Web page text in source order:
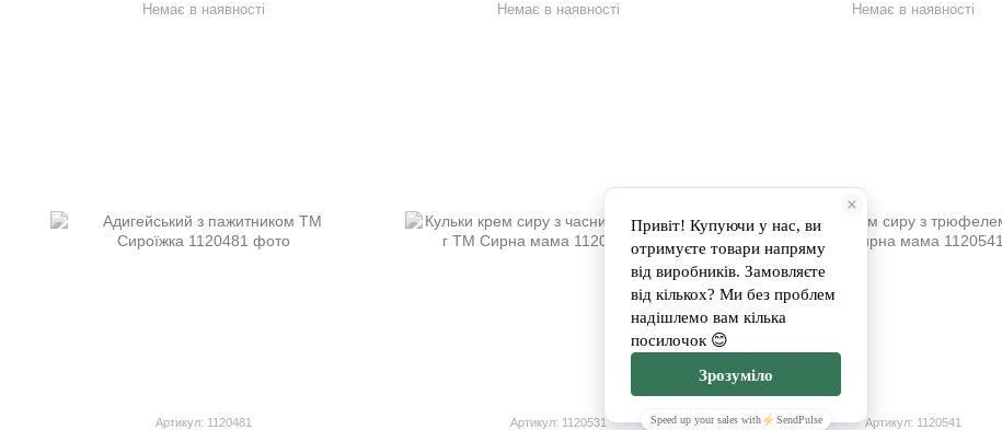
Немає в наявності Немає в наявності Немає в наявності
Артикул: 1120481 Артикул: 1120531 Артикул: 1120541